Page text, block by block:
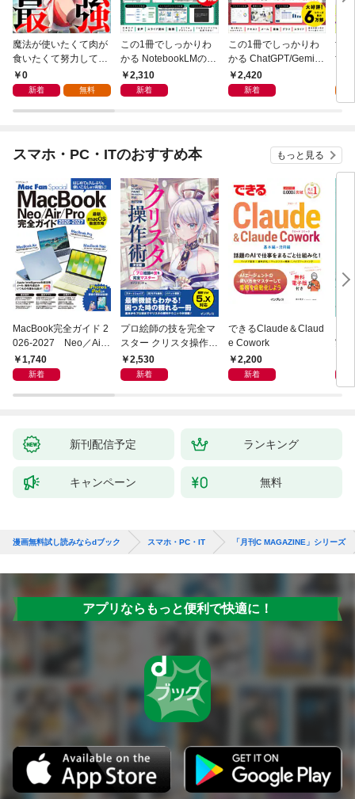
魔法が使いたくて肉が
食いたくて努力してみ
たら最強になっていた
【分冊版】（コミッ
0
新着 無料
この1冊でしっかりわ
かる NotebookLMの教
科書2,310
新着
この1冊でしっかりわ
かる ChatGPT/Gemini/
Copilotの教科書
2,420
新着
世
世
版
話
スマホ・PC・ITのおすすめ本 もっと見る
MacBook完全ガイド 2
026-2027 Neo／Air
／Pro対応
1,740
新着
プロ絵師の技を完全マ
スター クリスタ操作術
決定版 改訂2版 CLIP S
TUDIO PAINT PRO/E
2,530
新着
できるClaude＆Claud
e Cowork
2,200
新着
実
LM
チ
新刊配信予定 ランキング
キャンペーン 無料
漫画無料試し読みならdブック スマホ・PC・IT 「月刊C MAGAZINE」シリーズ
アプリならもっと便利で快適に！